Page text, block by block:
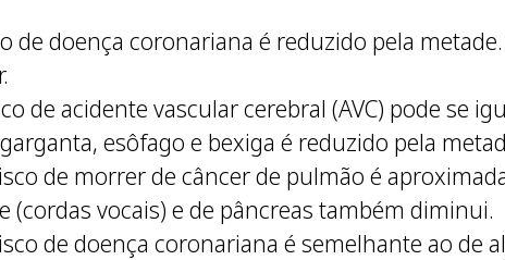
de doença coronariana é reduzido pela
de acidente vascular cerebral (AVC) pode se
esôfago e bexiga é reduzido pela
de morrer de câncer de pulmão é
(cordas vocais) e de pâncreas também diminui.
de doença coronariana é semelhante ao de